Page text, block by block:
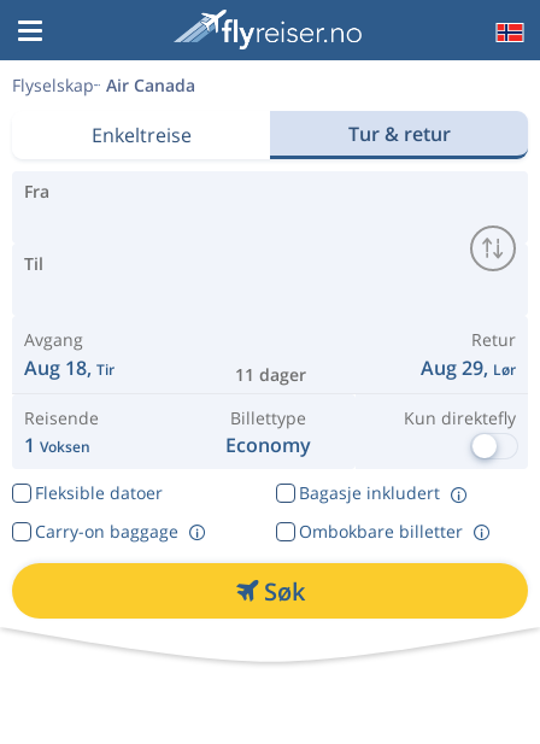
Flyselskap Air Canada
Enkeltreise Tur & retur
Fra
Til
Avgang
Aug 18, Tir 11 dager
Retur
Aug 29, Lør
Reisende
1 Voksen
Billettype
Economy
Kun direktefly
Fleksible datoer
Bagasje inkludert
Ombokbare billetter
Carry-on baggage
Søk